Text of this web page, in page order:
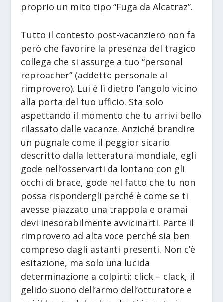
proprio un mito tipo “Fuga da Alcatraz”.
Tutto il contesto post-vacanziero non fa
però che favorire la presenza del tragico
collega che si assurge a tuo “personal
reproacher” (addetto personale al
rimprovero). Lui è lì dietro l’angolo vicino
alla porta del tuo ufficio. Sta solo
aspettando il momento che tu arrivi bello
rilassato dalle vacanze. Anziché brandire
un pugnale come il peggior sicario
descritto dalla letteratura mondiale, egli
gode nell’osservarti da lontano con gli
occhi di brace, gode nel fatto che tu non
possa rispondergli perché è come se ti
avesse piazzato una trappola e oramai
devi inesorabilmente avvicinarti. Parte il
rimprovero ad alta voce perché sia ben
compreso dagli astanti presenti. Non c’è
esitazione, ma solo una lucida
determinazione a colpirti: click – clack, il
gelido suono dell’armo dell’otturatore e